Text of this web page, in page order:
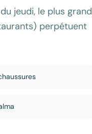
jeudi, le plus grand
perpétuent